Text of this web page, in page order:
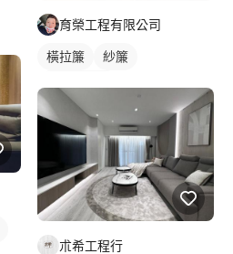
育榮工程有限公司
橫拉簾
紗簾
朮希工程行